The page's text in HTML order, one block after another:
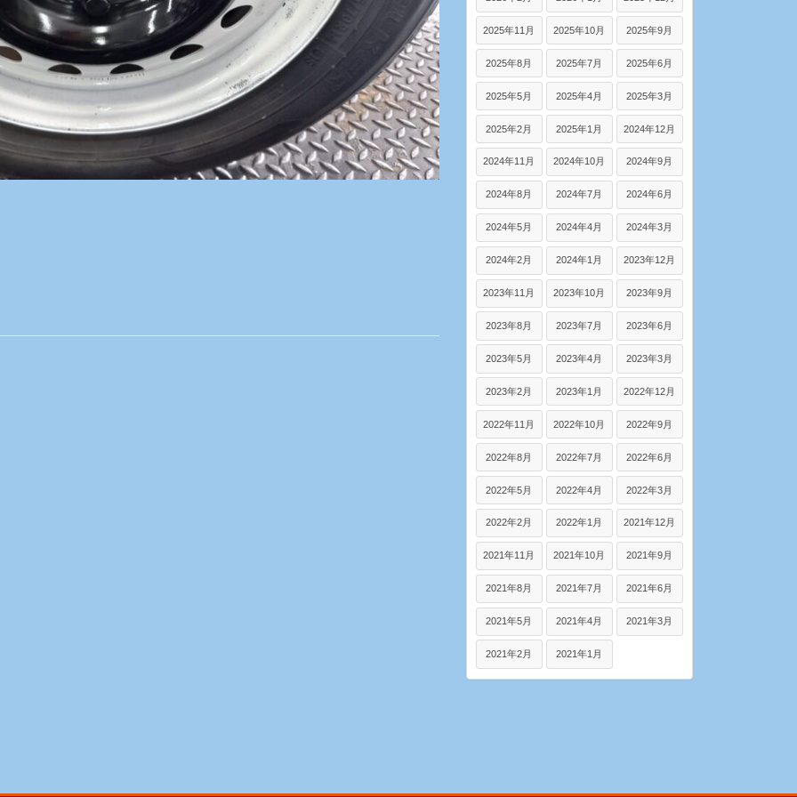
2025年11月 2025年10月 2025年9月
2025年8月 2025年7月 2025年6月
2025年5月 2025年4月 2025年3月
2025年2月 2025年1月 2024年12月
2024年11月 2024年10月 2024年9月
2024年8月 2024年7月 2024年6月
2024年5月 2024年4月 2024年3月
2024年2月 2024年1月 2023年12月
2023年11月 2023年10月 2023年9月
2023年8月 2023年7月 2023年6月
2023年5月 2023年4月 2023年3月
2023年2月 2023年1月 2022年12月
2022年11月 2022年10月 2022年9月
2022年8月 2022年7月 2022年6月
2022年5月 2022年4月 2022年3月
2022年2月 2022年1月 2021年12月
2021年11月 2021年10月 2021年9月
2021年8月 2021年7月 2021年6月
2021年5月 2021年4月 2021年3月
2021年2月 2021年1月